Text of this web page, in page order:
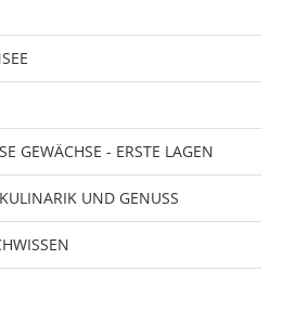
GEWÄCHSE - ERSTE LAGEN
UND GENUSS